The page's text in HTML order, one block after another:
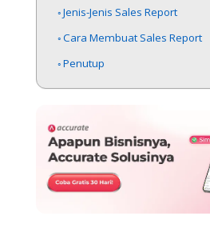
Jenis-Jenis Sales Report
Cara Membuat Sales Report
Penutup